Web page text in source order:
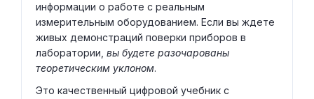
информации о работе с реальным
измерительным оборудованием. Если вы ждете
живых демонстраций поверки приборов в
лаборатории, вы будете разочарованы
теоретическим уклоном.
Это качественный цифровой учебник с